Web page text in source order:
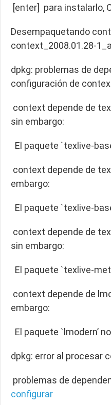
[enter] para instalarlo,
Desempaquetando
context_2008.01.28-
dpkg: problemas de
configuración de
context depende de
sin embargo:
El paquete `texlive-
context depende de
embargo:
El paquete `texlive-
context depende de
sin embargo:
El paquete `texlive-
context depende de
embargo:
El paquete `lmodern’
dpkg: error al procesar
problemas de
configurar